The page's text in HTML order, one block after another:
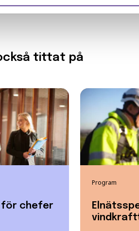
tittat på
chefer
Program